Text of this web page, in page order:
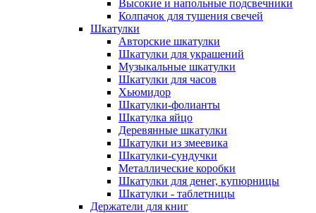
Высокие и напольные подсвечники
Колпачок для тушения свечей
Шкатулки
Авторские шкатулки
Шкатулки для украшений
Музыкальные шкатулки
Шкатулки для часов
Хьюмидор
Шкатулки-фолианты
Шкатулка яйцо
Деревянные шкатулки
Шкатулки из змеевика
Шкатулки-сундучки
Металлические коробки
Шкатулки для денег, купюрницы
Шкатулки - таблетницы
Держатели для книг